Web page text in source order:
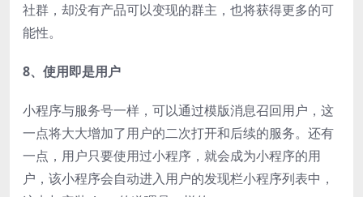
社群，却没有产品可以变现的群主，也将获得更多的可
能性。
8、使用即是用户
小程序与服务号一样，可以通过模版消息召回用户，这
一点将大大增加了用户的二次打开和后续的服务。还有
一点，用户只要使用过小程序，就会成为小程序的用
户，该小程序会自动进入用户的发现栏小程序列表中，